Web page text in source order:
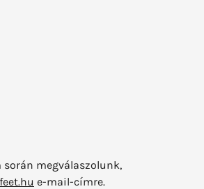
megválaszolunk,
e-mail-címre.